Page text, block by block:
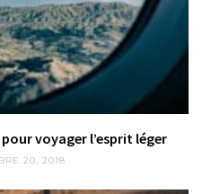
voyager l’esprit léger
20, 2018